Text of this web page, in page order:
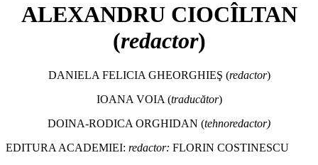
ALEXANDRU CIOCÎLTAN
(redactor)
DANIELA FELICIA GHEORGHIEŞ (redactor)
IOANA VOIA (traducător)
DOINA-RODICA ORGHIDAN (tehnoredactor)
EDITURA ACADEMIEI: redactor: FLORIN COSTINESCU